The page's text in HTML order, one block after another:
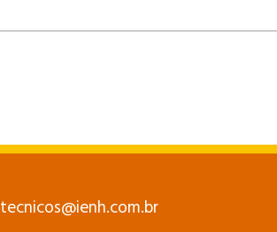
tecnicos@ienh.com.br